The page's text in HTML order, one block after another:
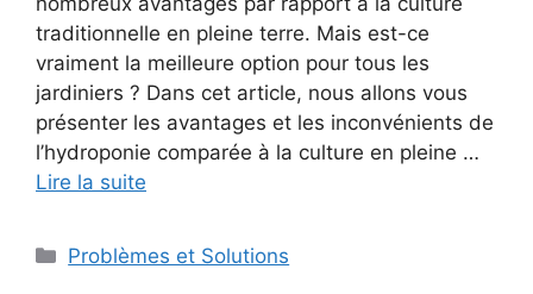
traditionnelle en pleine terre. Mais est-ce
vraiment la meilleure option pour tous les
jardiniers ? Dans cet article, nous allons vous
présenter les avantages et les inconvénients de
l’hydroponie comparée à la culture en pleine …
Lire la suite
Catégories
Problèmes et Solutions